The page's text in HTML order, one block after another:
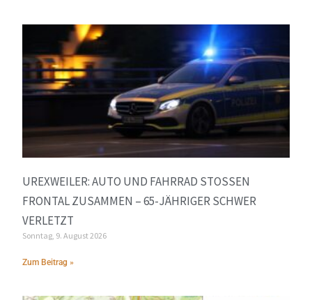
UREXWEILER: AUTO UND FAHRRAD STOSSEN F
RONTAL ZUSAMMEN – 65-JÄHRIGER SCHWER V
ERLETZT
Sonntag, 9. August 2026
Zum Beitrag »